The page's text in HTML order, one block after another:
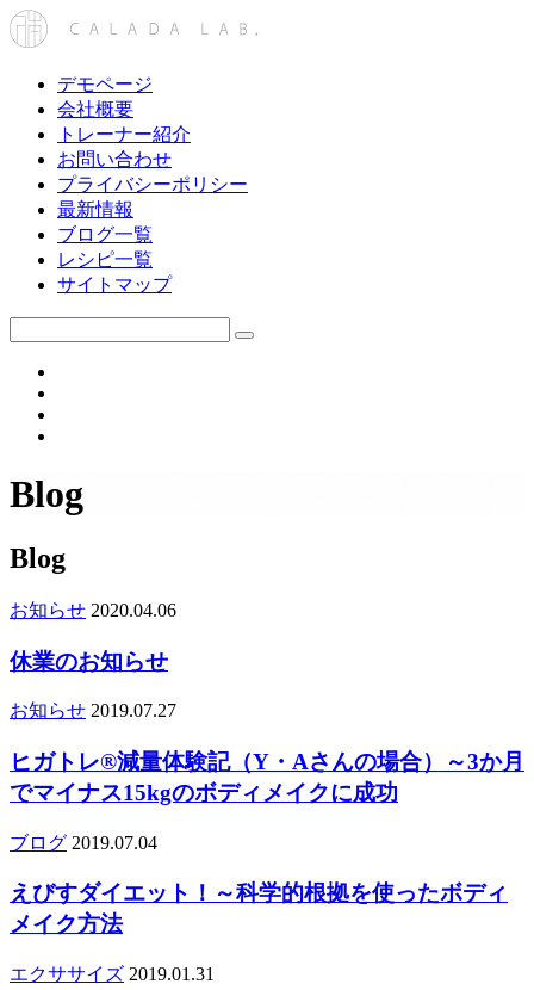
デモページ
会社概要
トレーナー紹介
お問い合わせ
プライバシーポリシー
最新情報
ブログ一覧
レシピ一覧
サイトマップ
Blog
Blog
お知らせ 2020.04.06
休業のお知らせ
お知らせ 2019.07.27
ヒガトレ®減量体験記（Y・Aさんの場合）～3か月
でマイナス15kgのボディメイクに成功
ブログ 2019.07.04
えびすダイエット！～科学的根拠を使ったボディ
メイク方法
エクササイズ 2019.01.31